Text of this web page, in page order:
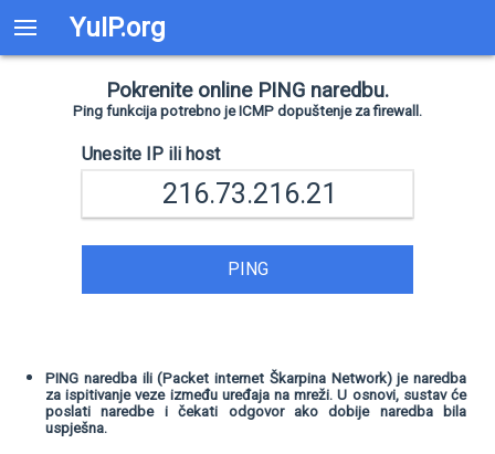
YuIP.org
Pokrenite online PING naredbu.
Ping funkcija potrebno je ICMP dopuštenje za firewall.
Unesite IP ili host
PING
PING naredba ili (Packet internet Škarpina Network) je naredba
za ispitivanje veze između uređaja na mreži. U osnovi, sustav će
poslati naredbe i čekati odgovor ako dobije naredba bila
uspješna.